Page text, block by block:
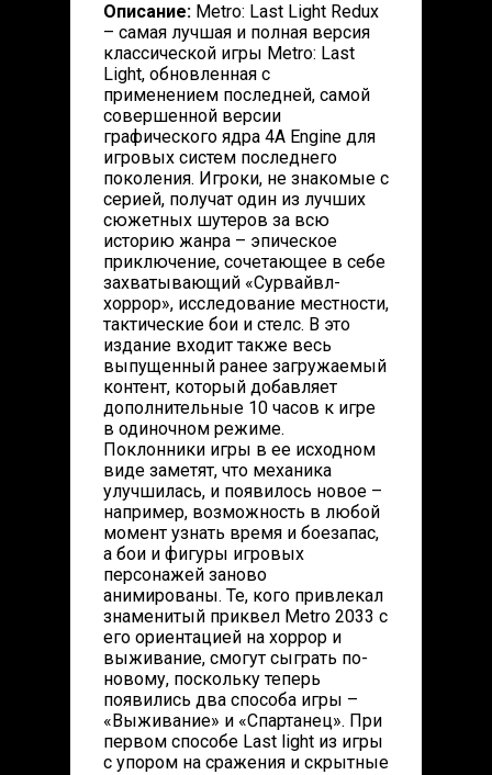
Описание: Metro: Last Light Redux
– самая лучшая и полная версия
классической игры Metro: Last
Light, обновленная с
применением последней, самой
совершенной версии
графического ядра 4A Engine для
игровых систем последнего
поколения. Игроки, не знакомые с
серией, получат один из лучших
сюжетных шутеров за всю
историю жанра – эпическое
приключение, сочетающее в себе
захватывающий «Сурвайвл-
хоррор», исследование местности,
тактические бои и стелс. В это
издание входит также весь
выпущенный ранее загружаемый
контент, который добавляет
дополнительные 10 часов к игре
в одиночном режиме.
Поклонники игры в ее исходном
виде заметят, что механика
улучшилась, и появилось новое –
например, возможность в любой
момент узнать время и боезапас,
а бои и фигуры игровых
персонажей заново
анимированы. Те, кого привлекал
знаменитый приквел Metro 2033 с
его ориентацией на хоррор и
выживание, смогут сыграть по-
новому, поскольку теперь
появились два способа игры –
«Выживание» и «Спартанец». При
первом способе Last light из игры
с упором на сражения и скрытные